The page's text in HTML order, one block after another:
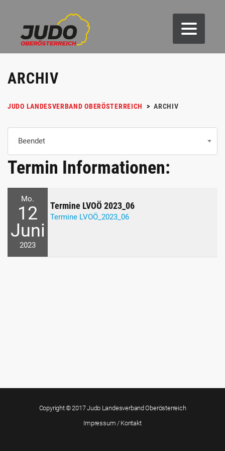
ARCHIV
JUDO LANDESVERBAND OBERÖSTERREICH > ARCHIV
Beendet
Termin Informationen:
Mo.
12
Juni
2023
Termine LVOÖ 2023_06
Termine LVOÖ_2023_06
Copyright © 2017 Judo Landesverband Oberösterreich
Impressum / Kontakt